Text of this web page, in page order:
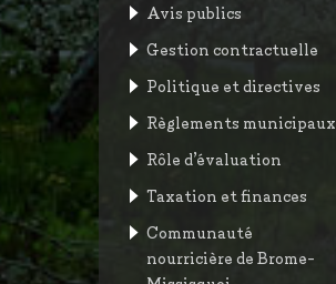
Avis publics
Gestion contractuelle
Politique et directives
Règlements municipaux
Rôle d’évaluation
Taxation et finances
Communauté
nourricière de Brome-